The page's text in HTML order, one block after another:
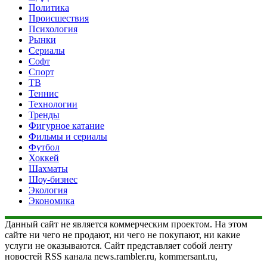
Политика
Происшествия
Психология
Рынки
Сериалы
Софт
Спорт
ТВ
Теннис
Технологии
Тренды
Фигурное катание
Фильмы и сериалы
Футбол
Хоккей
Шахматы
Шоу-бизнес
Экология
Экономика
Данный сайт не является коммерческим проектом. На этом
сайте ни чего не продают, ни чего не покупают, ни какие
услуги не оказываются. Сайт представляет собой ленту
новостей RSS канала news.rambler.ru, kommersant.ru,